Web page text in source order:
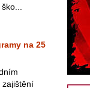
na 25
zajištění